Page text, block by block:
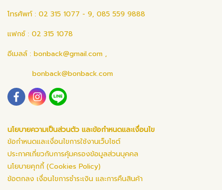
โทรศัพท์ : 02 315 1077 - 9, 085 559 9888
แฟกซ์ : 02 315 1078
อีเมลล์ : bonback@gmail.com ,
bonback@bonback.com
นโยบายความเป็นส่วนตัว และข้อกำหนดและเงื่อนไข
ข้อกำหนดและเงื่อนไขการใช้งานเว็บไซต์
ประกาศเกี่ยวกับการคุ้มครองข้อมูลส่วนบุคคล
นโยบายคุกกี้ (Cookies Policy)
ข้อตกลง เงื่อนไขการชำระเงิน และการคืนสินค้า